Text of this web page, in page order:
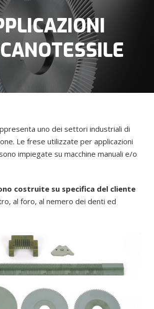
uno dei settori industriali di
Le frese utilizzate per applicazioni
impiegate su macchine manuali e/o
costruite su specifica del cliente
al foro, al nemero dei denti ed